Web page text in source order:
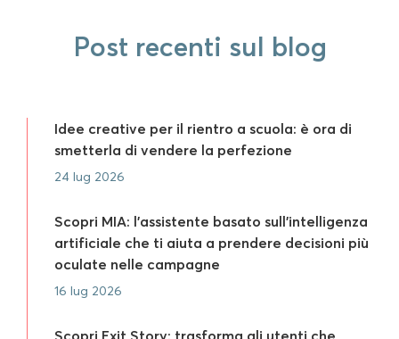
Post recenti sul blog
Idee creative per il rientro a scuola: è ora di
smetterla di vendere la perfezione
24 lug 2026
Scopri MIA: l’assistente basato sull’intelligenza
artificiale che ti aiuta a prendere decisioni più
oculate nelle campagne
16 lug 2026
Scopri Exit Story: trasforma gli utenti che